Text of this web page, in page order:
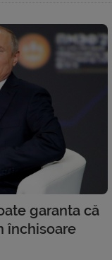
garanta că
închisoare